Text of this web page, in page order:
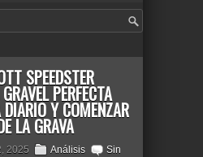
SPEEDSTER
PERFECTA
Y COMENZAR
LA GRAVA
2025 Análisis
Sin